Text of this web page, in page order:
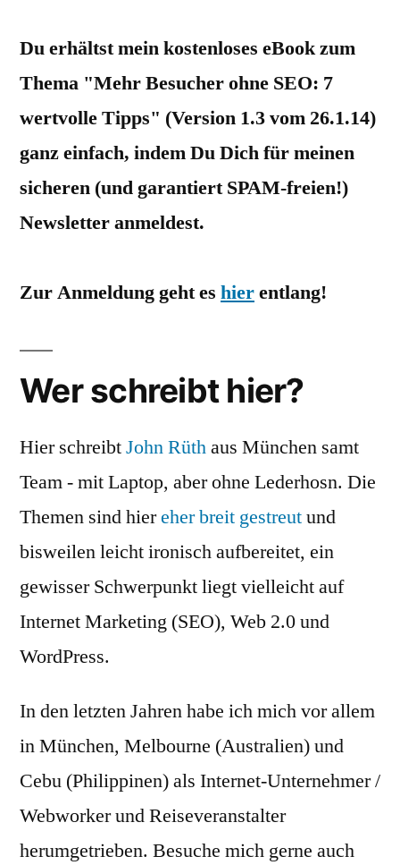
Du erhältst mein kostenloses eBook zum
Thema "Mehr Besucher ohne SEO: 7
wertvolle Tipps" (Version 1.3 vom 26.1.14)
ganz einfach, indem Du Dich für meinen
sicheren (und garantiert SPAM-freien!)
Newsletter anmeldest.
Zur Anmeldung geht es hierentlang!
Wer schreibt hier?
Hier schreibtJohn Rüthaus München samt
Team - mit Laptop, aber ohne Lederhosn. Die
Themen sind hiereher breit gestreutund
bisweilen leicht ironisch aufbereitet, ein
gewisser Schwerpunkt liegt vielleicht auf
Internet Marketing (SEO), Web 2.0 und
WordPress.
In den letzten Jahren habe ich mich vor allem
in München, Melbourne (Australien) und
Cebu (Philippinen) als Internet-Unternehmer /
Webworker und Reiseveranstalter
herumgetrieben. Besuche mich gerne auch